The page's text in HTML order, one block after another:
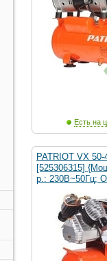
Есть на
PATRIOT VX
[525306315]
р.: 230В~50Гц;